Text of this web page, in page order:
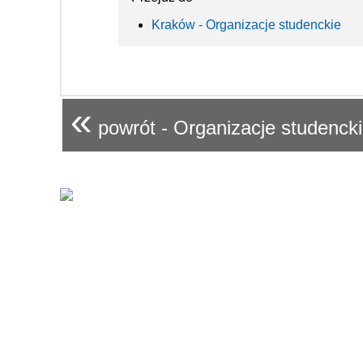
Kraków - Organizacje studenckie
« powrót - Organizacje